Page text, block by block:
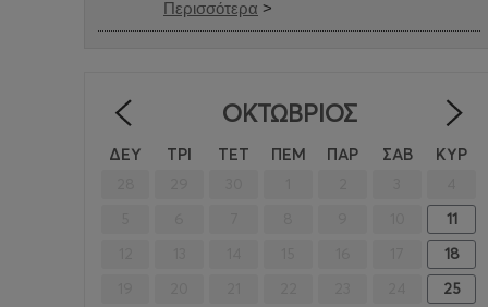
Περισσότερα >
ΟΚΤΏΒΡΙΟΣ
ΔΕΥ ΤΡΙ ΤΕΤ ΠΕΜ ΠΑΡ ΣΑΒ ΚΥΡ
11
18
25